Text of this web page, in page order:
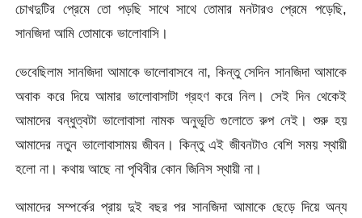
চোখদুটির প্রেমে তো পড়ছি সাথে সাথে তোমার মনটারও প্রেমে পড়েছি,
সানজিদা আমি তোমাকে ভালোবাসি।
ভেবেছিলাম সানজিদা আমাকে ভালোবাসবে না, কিন্তু সেদিন সানজিদা আমাকে
অবাক করে দিয়ে আমার ভালোবাসাটা গ্রহণ করে নিল। সেই দিন থেকেই
আমাদের বন্ধুত্বটা ভালোবাসা নামক অনুভূতি গুলোতে রুপ নেই। শুরু হয়
আমাদের নতুন ভালোবাসাময় জীবন। কিন্তু এই জীবনটাও বেশি সময় স্থায়ী
হলো না। কথায় আছে না পৃথিবীর কোন জিনিস স্থায়ী না।
আমাদের সম্পর্কের প্রায় দুই বছর পর সানজিদা আমাকে ছেড়ে দিয়ে অন্য